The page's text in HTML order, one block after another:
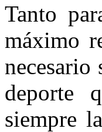
Tanto
máximo
necesario
deporte
siempre